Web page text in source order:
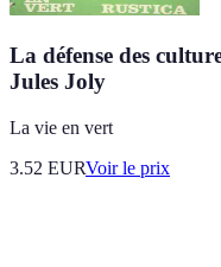
La défense des
Jules Joly
La vie en vert
3.52 EURVoir le prix